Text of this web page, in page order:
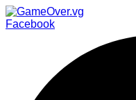
Facebook